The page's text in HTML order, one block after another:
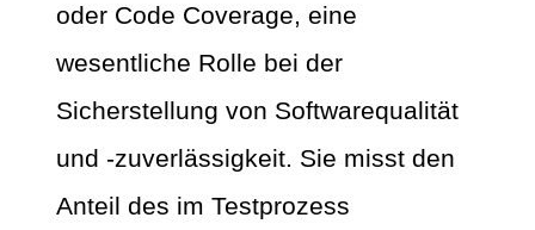
oder Code Coverage, eine
wesentliche Rolle bei der
Sicherstellung von Softwarequalität
und -zuverlässigkeit. Sie misst den
Anteil des im Testprozess